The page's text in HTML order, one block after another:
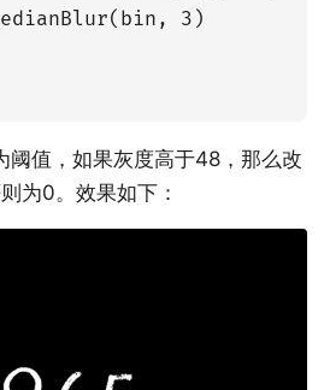
3)
阈值，如果灰度高于48，那么改
为0。效果如下：